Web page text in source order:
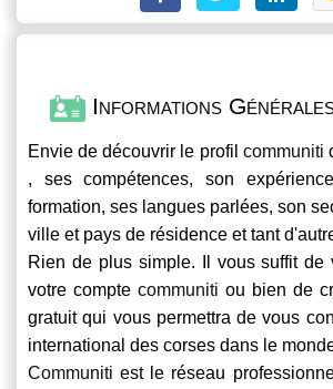
Informations
Envie de découvrir le profil communiti
, ses compétences, son
formation, ses langues parlées, son
ville et pays de résidence et tant
Rien de plus simple. Il vous suffit de
votre compte communiti ou bien de
gratuit qui vous permettra de vous
international des corses dans le
Communiti est le réseau